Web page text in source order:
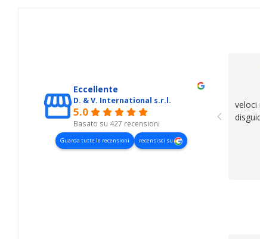
Eccellente
D. & V. International s.r.l.
5.0
Basato su 427 recensioni
Guarda tutte le recensioni recensisci su
veloci